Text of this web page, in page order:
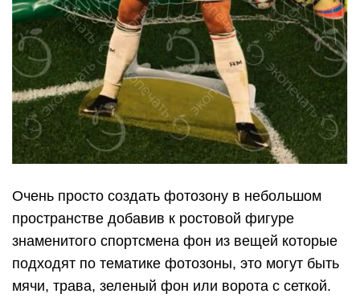
Очень просто создать фотозону в небольшом
пространстве добавив к ростовой фигуре
знаменитого спортсмена фон из вещей которые
подходят по тематике фотозоны, это могут быть
мячи, трава, зеленый фон или ворота с сеткой.